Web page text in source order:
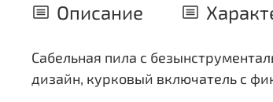
Описание
Сабельная пила с
дизайн, курковый включатель с